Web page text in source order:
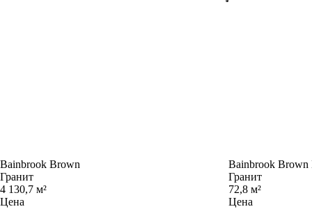
Bainbrook Brown
Гранит
4 130,7 м²
Цена
Bainbrook Brown
Гранит
72,8 м²
Цена